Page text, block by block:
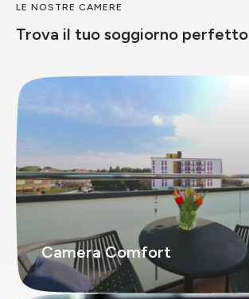
LE NOSTRE CAMERE
Trova il tuo soggiorno perfetto
Camera Comfort